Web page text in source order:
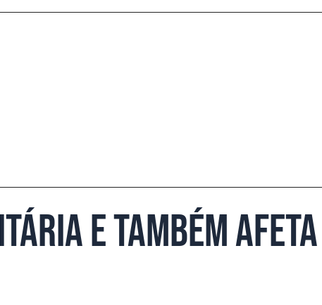
e também